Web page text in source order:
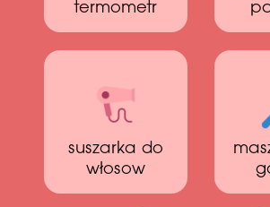
termometr
suszarka do
włosow